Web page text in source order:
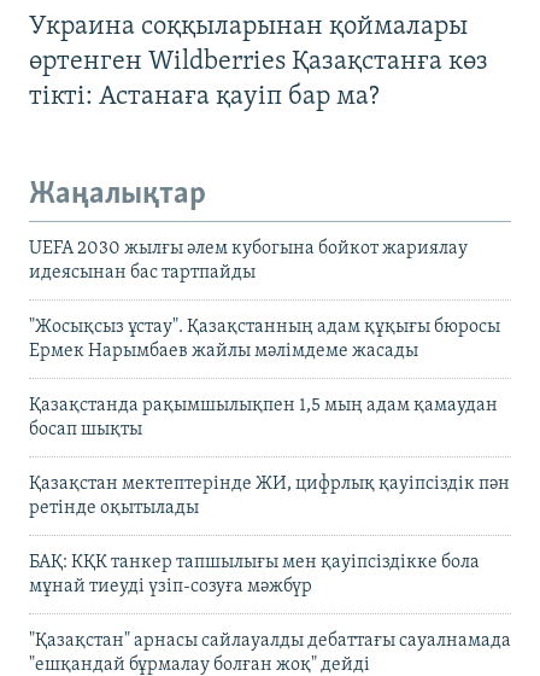
Украина соққыларынан қоймалары
өртенген Wildberries Қазақстанға көз
тікті: Астанаға қауіп бар ма?
Жаңалықтар
UEFA 2030 жылғы әлем кубогына бойкот жариялау
идеясынан бас тартпайды
"Жосықсыз ұстау". Қазақстанның адам құқығы бюросы
Ермек Нарымбаев жайлы мәлімдеме жасады
Қазақстанда рақымшылықпен 1,5 мың адам қамаудан
босап шықты
Қазақстан мектептерінде ЖИ, цифрлық қауіпсіздік пән
ретінде оқытылады
БАҚ: КҚК танкер тапшылығы мен қауіпсіздікке бола
мұнай тиеуді үзіп-созуға мәжбүр
"Қазақстан" арнасы сайлауалды дебаттағы сауалнамада
"ешқандай бұрмалау болған жоқ" дейді